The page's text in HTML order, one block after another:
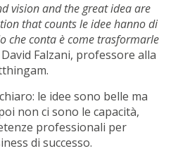
vision and the great idea are
that countsle idee hanno di
che conta è come trasformarle
Falzani, professore alla
le idee sono belle ma
non ci sono le capacità,
professionali per
di successo.